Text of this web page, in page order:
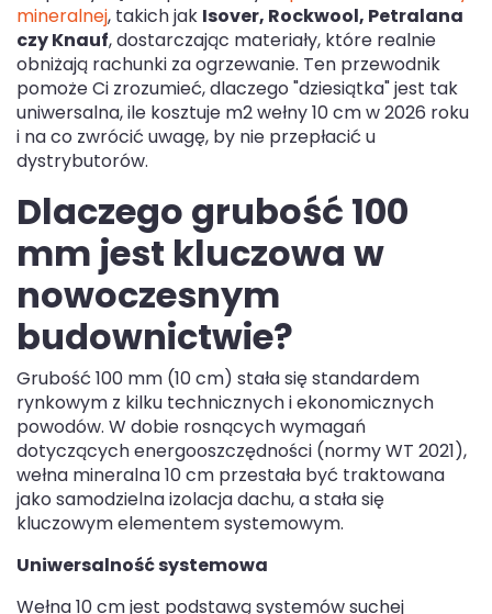
mineralnej, takich jak Isover, Rockwool, Petralana
czy Knauf, dostarczając materiały, które realnie
obniżają rachunki za ogrzewanie. Ten przewodnik
pomoże Ci zrozumieć, dlaczego "dziesiątka" jest tak
uniwersalna, ile kosztuje m2 wełny 10 cm w 2026 roku
i na co zwrócić uwagę, by nie przepłacić u
dystrybutorów.
Dlaczego grubość 100
mm jest kluczowa w
nowoczesnym
budownictwie?
Grubość 100 mm (10 cm) stała się standardem
rynkowym z kilku technicznych i ekonomicznych
powodów. W dobie rosnących wymagań
dotyczących energooszczędności (normy WT 2021),
wełna mineralna 10 cm przestała być traktowana
jako samodzielna izolacja dachu, a stała się
kluczowym elementem systemowym.
Uniwersalność systemowa
Wełna 10 cm jest podstawą systemów suchej